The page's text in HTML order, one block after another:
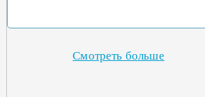
Смотреть больше